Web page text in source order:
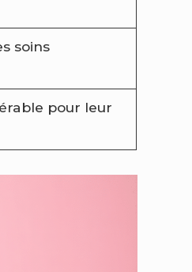
soins
pour leur